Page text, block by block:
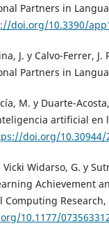
Partners in
doi.org/10.3390/
J. y Calvo-Ferrer,
Partners in
M. y Duarte-
artificial en
doi.org/10.30944/
Vicki Widarso, G. y
Achievement
Computing Research,
10.1177/